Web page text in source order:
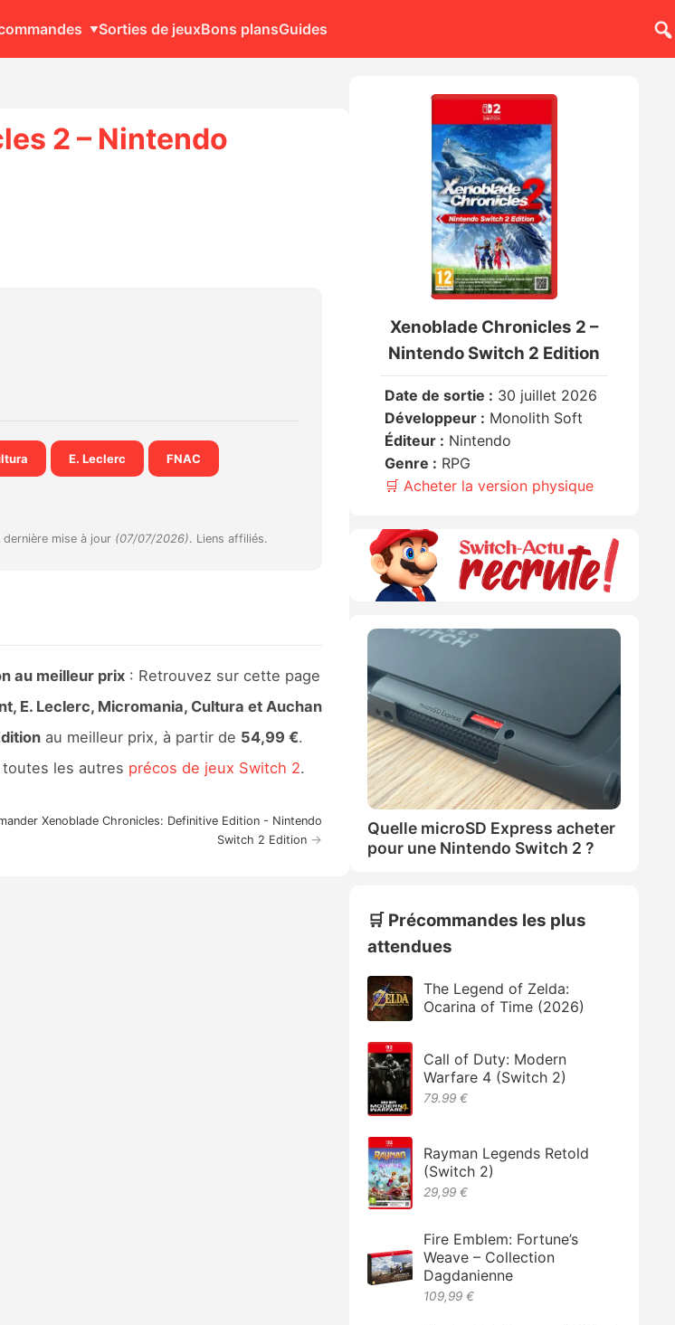
Sorties de jeuxBons plansGuides
2 – Nintendo
E. Leclerc FNAC
mise à jour (07/07/2026). Liens affiliés.
au meilleur prix: Retrouvez sur cette page
E. Leclerc, Micromania, Cultura et Auchan
au meilleur prix, à partir de 54,99 €.
les autres précos de jeux Switch 2.
Xenoblade Chronicles: Definitive Edition - Nintendo
Switch 2 Edition →
Xenoblade Chronicles 2 –
Nintendo Switch 2 Edition
Date de sortie : 30 juillet 2026
Développeur : Monolith Soft
Éditeur : Nintendo
Genre : RPG
🛒 Acheter la version physique
Quelle microSD Express acheter
pour une Nintendo Switch 2 ?
🛒 Précommandes les plus
attendues
The Legend of Zelda:
Ocarina of Time (2026)
Call of Duty: Modern
Warfare 4 (Switch 2)
79.99 €
Rayman Legends Retold
(Switch 2)
29,99 €
Fire Emblem: Fortune’s
Weave – Collection
Dagdanienne
109,99 €